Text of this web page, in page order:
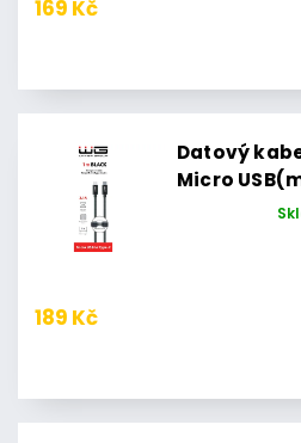
169 Kč
Datový
Micro
189 Kč